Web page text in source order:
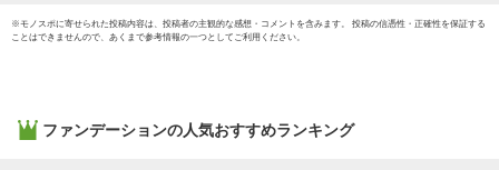
※モノスポに寄せられた投稿内容は、投稿者の主観的な感想・コメントを含みます。 投稿の信憑性・正確性を保証する
ことはできませんので、あくまで参考情報の一つとしてご利用ください。
ファンデーションの人気おすすめランキング